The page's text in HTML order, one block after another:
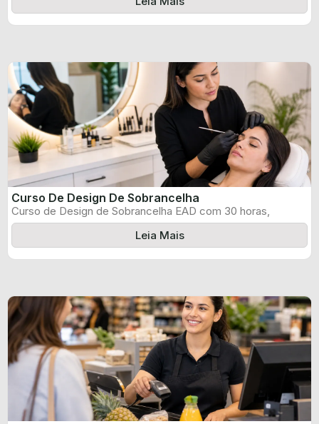
Curso De Design De Sobrancelha
Curso de Design de Sobrancelha EAD com 30 horas,
certificado informado pelo produtor ...
Leia Mais